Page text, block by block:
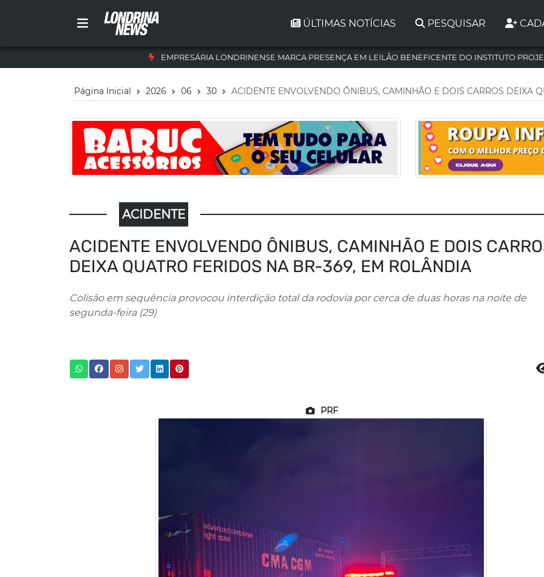
ÚLTIMAS NOTÍCIAS PESQUISAR
EMPRESÁRIA LONDRINENSE MARCA PRESENÇA EM LEILÃO BENEFICENTE DO INSTITUTO
Página Inicial 2026 06 30 ACIDENTE ENVOLVENDO ÔNIBUS, CAMINHÃO E DOIS CARROS DEIXA
ACIDENTE
ACIDENTE ENVOLVENDO ÔNIBUS, CAMINHÃO E DOIS
DEIXA QUATRO FERIDOS NA BR-369, EM ROLÂNDIA
Colisão em sequência provocou interdição total da rodovia por cerca de duas horas na noite de
segunda-feira (29)
PRF